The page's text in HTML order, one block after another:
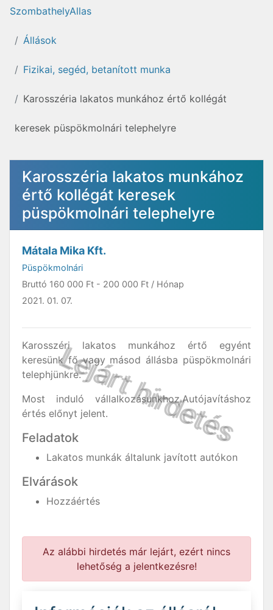
SzombathelyAllas
Állások
Fizikai, segéd, betanított munka
Karosszéria lakatos munkához értő kollégát
keresek püspökmolnári telephelyre
Karosszéria lakatos munkához
értő kollégát keresek
püspökmolnári telephelyre
Mátala Mika Kft.
Püspökmolnári
Bruttó 160 000 Ft - 200 000 Ft / Hónap
2021. 01. 07.
Karosszéri lakatos munkához értő egyént
keresünk fő vagy másod állásba püspökmolnári
telephjünkre.
Most induló vállalkozásunkhoz.Autójavításhoz
értés előnyt jelent.
Feladatok
Lakatos munkák általunk javított autókon
Elvárások
Hozzáértés
Az alábbi hirdetés már lejárt, ezért nincs
lehetőség a jelentkezésre!